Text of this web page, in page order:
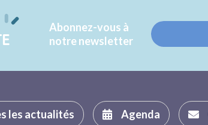
Abonnez-vous à
notre newsletter
les actualités Agenda